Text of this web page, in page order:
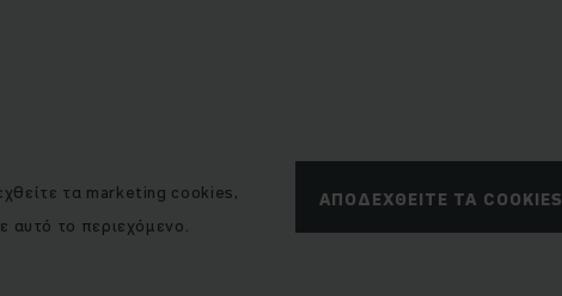
τα marketing cookies,
αυτό το περιεχόμενο.
ΑΠΟΔΕΧΘΕΊΤΕ ΤΑ COOKIES